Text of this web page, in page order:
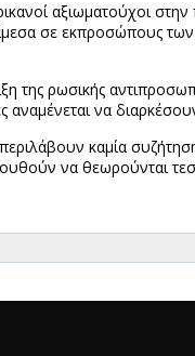
αξιωματούχοι στην
σε εκπροσώπους
ρωσικής
να
καμία
να θεωρούνται